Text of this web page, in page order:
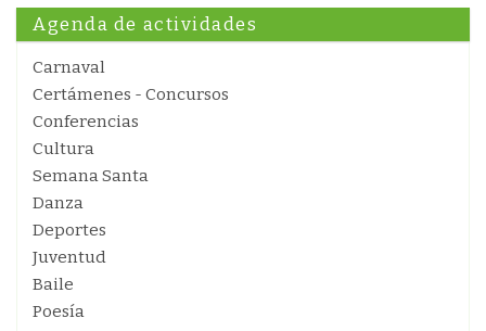
Agenda de actividades
Carnaval
Certámenes - Concursos
Conferencias
Cultura
Semana Santa
Danza
Deportes
Juventud
Baile
Poesía